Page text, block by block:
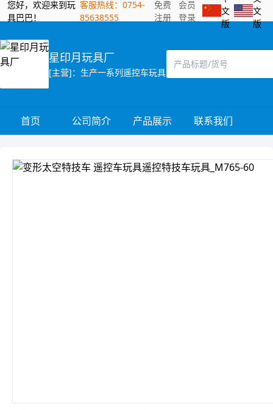
您好，欢迎来到玩
具巴巴！
客服热线：0754-
85638555
免费
注册
会员
登录
文
版
文
版
星印月玩具厂
[主营]：生产一系列遥控车玩具
首页 公司简介 产品展示 联系我们